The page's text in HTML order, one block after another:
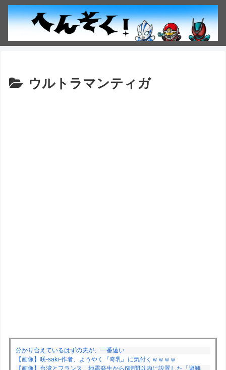
ウルトラマンティガ
分かり合えているはずの夫が、一番遠い
【画像】咲-saki-作者、ようやく『奇乳』に気付くｗｗｗｗ
【画像】台湾とフランス、地震発生から6時間以内に設置した「避難